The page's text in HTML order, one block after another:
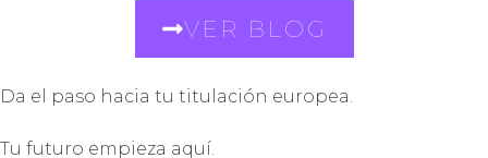
VER BLOG
Da el paso hacia tu titulación europea.
Tu futuro empieza aquí.